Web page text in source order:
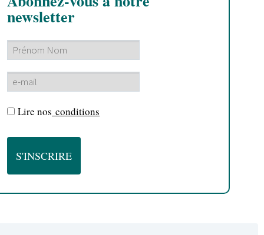
newsletter
Lire nos conditions